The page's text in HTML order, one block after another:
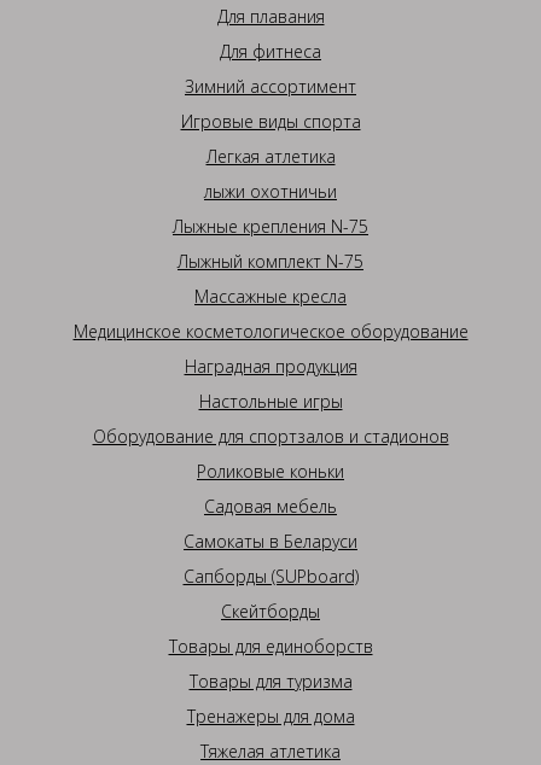
Для плавания
Для фитнеса
Зимний ассортимент
Игровые виды спорта
Легкая атлетика
лыжи охотничьи
Лыжные крепления N-75
Лыжный комплект N-75
Массажные кресла
Медицинское косметологическое оборудование
Наградная продукция
Настольные игры
Оборудование для спортзалов и стадионов
Роликовые коньки
Садовая мебель
Самокаты в Беларуси
Сапборды (SUPboard)
Скейтборды
Товары для единоборств
Товары для туризма
Тренажеры для дома
Тяжелая атлетика